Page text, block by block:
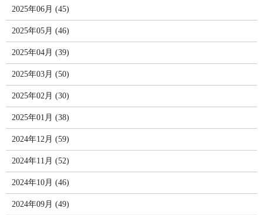
2025年06月 (45)
2025年05月 (46)
2025年04月 (39)
2025年03月 (50)
2025年02月 (30)
2025年01月 (38)
2024年12月 (59)
2024年11月 (52)
2024年10月 (46)
2024年09月 (49)